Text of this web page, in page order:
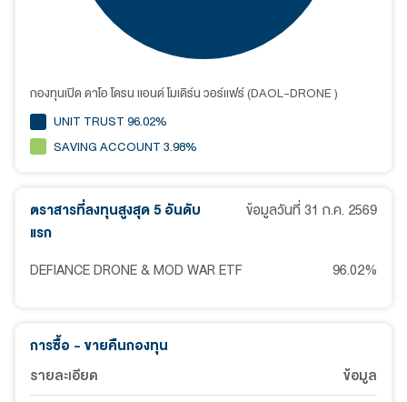
กองทุนเปิด ดาโอ โดรน แอนด์ โมเดิร์น วอร์แฟร์ (DAOL-DRONE )
UNIT TRUST 96.02%
SAVING ACCOUNT 3.98%
ตราสารที่ลงทุนสูงสุด 5 อันดับ
แรก
ข้อมูลวันที่ 31 ก.ค. 2569
DEFIANCE DRONE & MOD WAR ETF 96.02%
การซื้อ - ขายคืนกองทุน
รายละเอียด
ข้อมูล